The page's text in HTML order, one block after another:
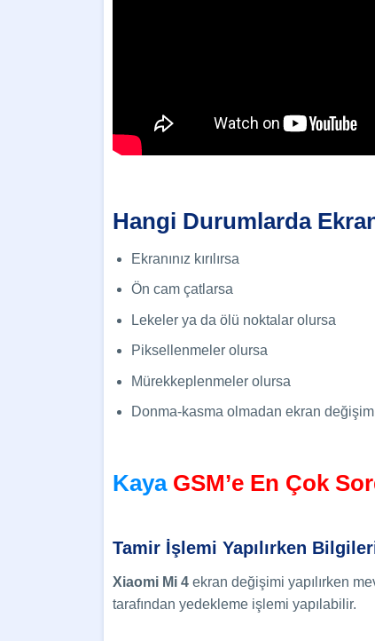
Hangi Durumlarda
Ekranınız kırılırsa
Ön cam çatlarsa
Lekeler ya da ölü noktalar olursa
Piksellenmeler olursa
Mürekkeplenmeler olursa
Donma-kasma olmadan ekran
KayaGSM’e En Çok
Tamir İşlemi Yapılırken
Xiaomi Mi 4 ekran değişimi yapılırken
tarafından yedekleme işlemi yapılabilir.